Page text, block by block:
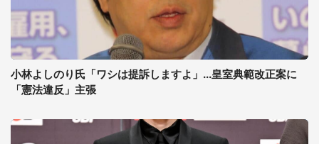
小林よしのり氏「ワシは提訴しますよ」...皇室典範改正案に
「憲法違反」主張